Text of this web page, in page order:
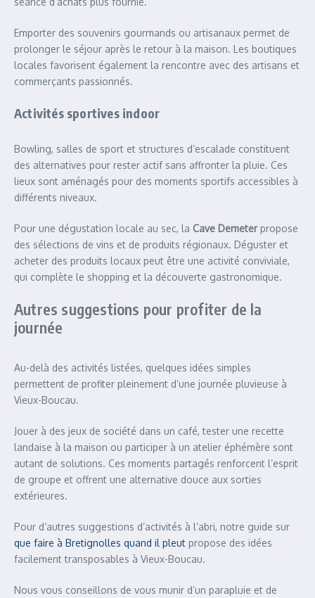
Emporter des souvenirs gourmands ou artisanaux permet de
prolonger le séjour après le retour à la maison. Les boutiques
locales favorisent également la rencontre avec des artisans et
commerçants passionnés.
Activités sportives indoor
Bowling, salles de sport et structures d’escalade constituent
des alternatives pour rester actif sans affronter la pluie. Ces
lieux sont aménagés pour des moments sportifs accessibles à
différents niveaux.
Pour une dégustation locale au sec, la Cave Demeterpropose
des sélections de vins et de produits régionaux. Déguster et
acheter des produits locaux peut être une activité conviviale,
qui complète le shopping et la découverte gastronomique.
Autres suggestions pour profiter de la
journée
Au-delà des activités listées, quelques idées simples
permettent de profiter pleinement d’une journée pluvieuse à
Vieux-Boucau.
Jouer à des jeux de société dans un café, tester une recette
landaise à la maison ou participer à un atelier éphémère sont
autant de solutions. Ces moments partagés renforcent l’esprit
de groupe et offrent une alternative douce aux sorties
extérieures.
Pour d’autres suggestions d’activités à l’abri, notre guide sur
que faire à Bretignolles quand il pleut propose des idées
facilement transposables à Vieux-Boucau.
Nous vous conseillons de vous munir d’un parapluie et de